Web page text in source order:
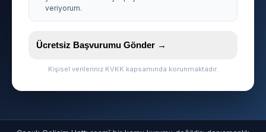
veriyorum.
Ücretsiz Başvurumu Gönder →
Kişisel verileriniz KVKK kapsamında korunmaktadır.